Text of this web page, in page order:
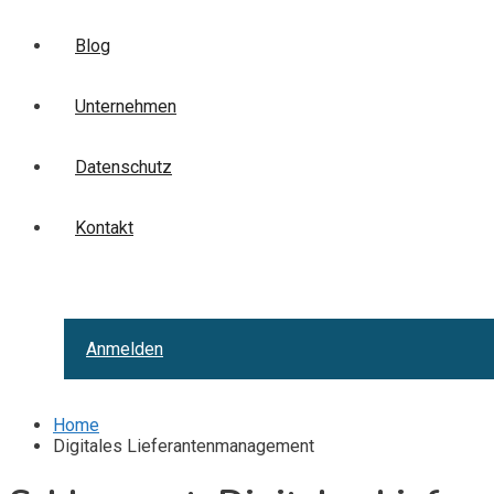
Blog
Unternehmen
Datenschutz
Kontakt
Anmelden
Home
Digitales Lieferantenmanagement